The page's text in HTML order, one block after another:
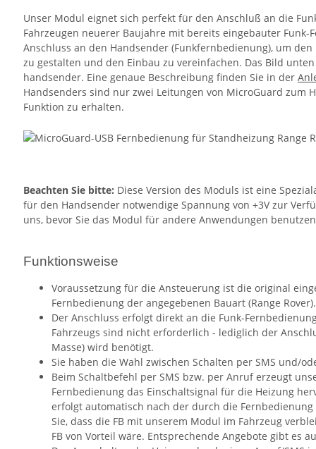
Unser Modul eignet sich perfekt für den Anschluß an die
Fahrzeugen neuerer Baujahre mit bereits eingebauter
Anschluss an den Handsender (Funkfernbedienung), um
zu gestalten und den Einbau zu vereinfachen. Das Bild
handsender. Eine genaue Beschreibung finden Sie in der
Handsenders sind nur zwei Leitungen von MicroGuard zum
Funktion zu erhalten.
Beachten Sie bitte: Diese Version des Moduls ist eine
für den Handsender notwendige Spannung von +3V zur
uns, bevor Sie das Modul für andere Anwendungen
Funktionsweise
Voraussetzung für die Ansteuerung ist die original
Fernbedienung der angegebenen Bauart (Range Rover).
Der Anschluss erfolgt direkt an die Funk-
Fahrzeugs sind nicht erforderlich - lediglich der
Masse) wird benötigt.
Sie haben die Wahl zwischen Schalten per SMS und/
Beim Schaltbefehl per SMS bzw. per Anruf erzeugt
Fernbedienung das Einschaltsignal für die Heizung
erfolgt automatisch nach der durch die
Sie, dass die FB mit unserem Modul im Fahrzeug
FB von Vorteil wäre. Entsprechende Angebote gibt es